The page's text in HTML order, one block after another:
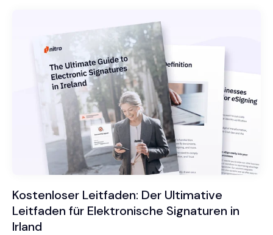
Kostenloser Leitfaden: Der Ultimative
Leitfaden für Elektronische Signaturen in
Irland